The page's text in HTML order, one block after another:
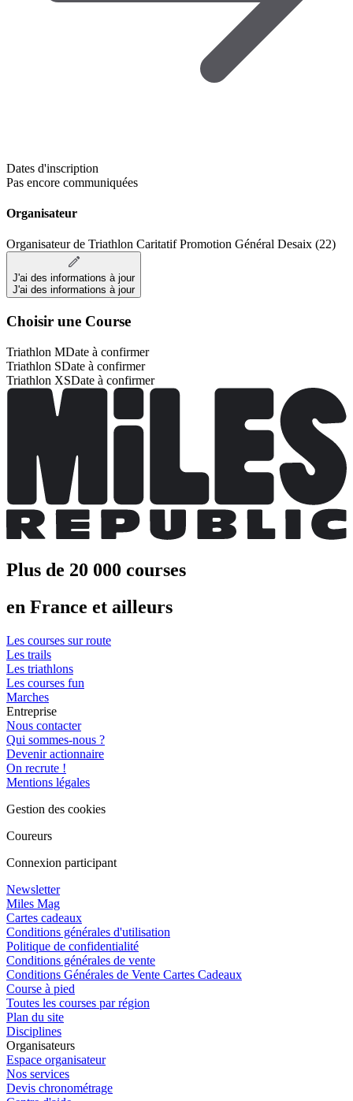
Dates d'inscription
Pas encore communiquées
Organisateur
Organisateur de Triathlon Caritatif Promotion Général Desaix (22)
J'ai des informations à jour
J'ai des informations à jour
Choisir une Course
Triathlon MDate à confirmer
Triathlon SDate à confirmer
Triathlon XSDate à confirmer
Plus de 20 000 courses
en France et ailleurs
Les courses sur route
Les trails
Les triathlons
Les courses fun
Marches
Entreprise
Nous contacter
Qui sommes-nous ?
Devenir actionnaire
On recrute !
Mentions légales
Gestion des cookies
Coureurs
Connexion participant
Newsletter
Miles Mag
Cartes cadeaux
Conditions générales d'utilisation
Politique de confidentialité
Conditions générales de vente
Conditions Générales de Vente Cartes Cadeaux
Course à pied
Toutes les courses par région
Plan du site
Disciplines
Organisateurs
Espace organisateur
Nos services
Devis chronométrage